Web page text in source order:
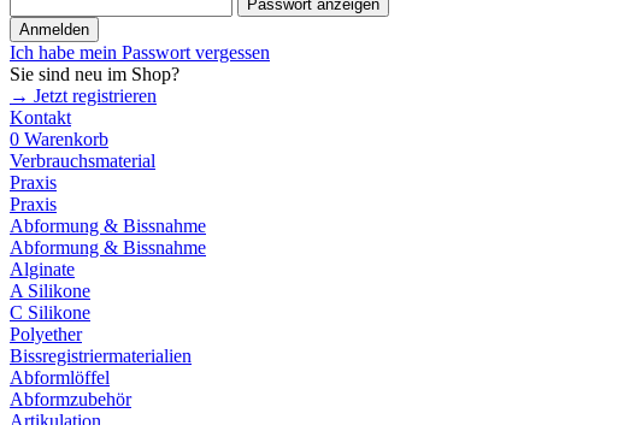
Passwort anzeigen
Anmelden
Ich habe mein Passwort vergessen
Sie sind neu im Shop?
→ Jetzt registrieren
Kontakt
0 Warenkorb
Verbrauchsmaterial
Praxis
Praxis
Abformung & Bissnahme
Abformung & Bissnahme
Alginate
A Silikone
C Silikone
Polyether
Bissregistriermaterialien
Abformlöffel
Abformzubehör
Artikulation